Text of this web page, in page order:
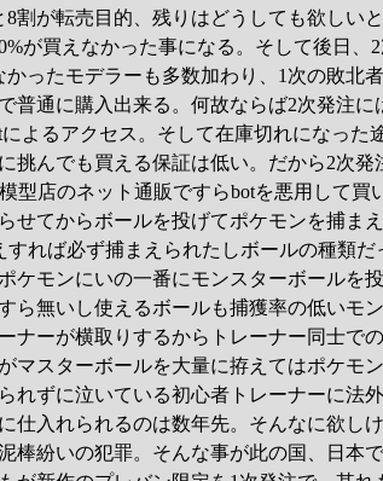
割が転売目的、残りはどうしても欲しい
が買えなかった事になる。そして後日、2
ったモデラーも多数加わり、1次の敗北
普通に購入出来る。何故ならば2次発注に
よるアクセス。そして在庫切れになった
挑んでも買える保証は低い。だから2次発
型店のネット通販ですらbotを悪用して買
せてからボールを投げてポケモンを捕ま
すれば必ず捕まえられたしボールの種類だ
ケモンにいの一番にモンスターボールを
ら無いし使えるボールも捕獲率の低いモ
ナーが横取りするからトレーナー同士での
マスターボールを大量に拵えてはポケモ
れずに泣いている初心者トレーナーに法
仕入れられるのは数年先。そんなに欲し
棒紛いの犯罪。そんな事が此の国、日本